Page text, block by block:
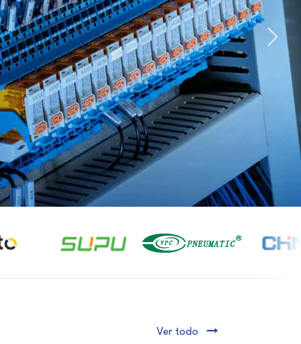
Ver todo